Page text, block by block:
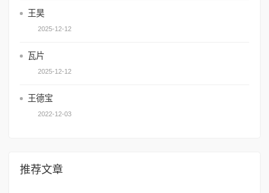
王昊
2025-12-12
瓦片
2025-12-12
王德宝
2022-12-03
推荐文章